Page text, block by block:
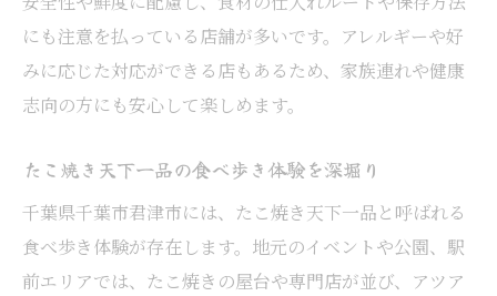
にも注意を払っている店舗が多いです。アレルギーや好
みに応じた対応ができる店もあるため、家族連れや健康
志向の方にも安心して楽しめます。
たこ焼き天下一品の食べ歩き体験を深堀り
千葉県千葉市君津市には、たこ焼き天下一品と呼ばれる
食べ歩き体験が存在します。地元のイベントや公園、駅
前エリアでは、たこ焼きの屋台や専門店が並び、アツア